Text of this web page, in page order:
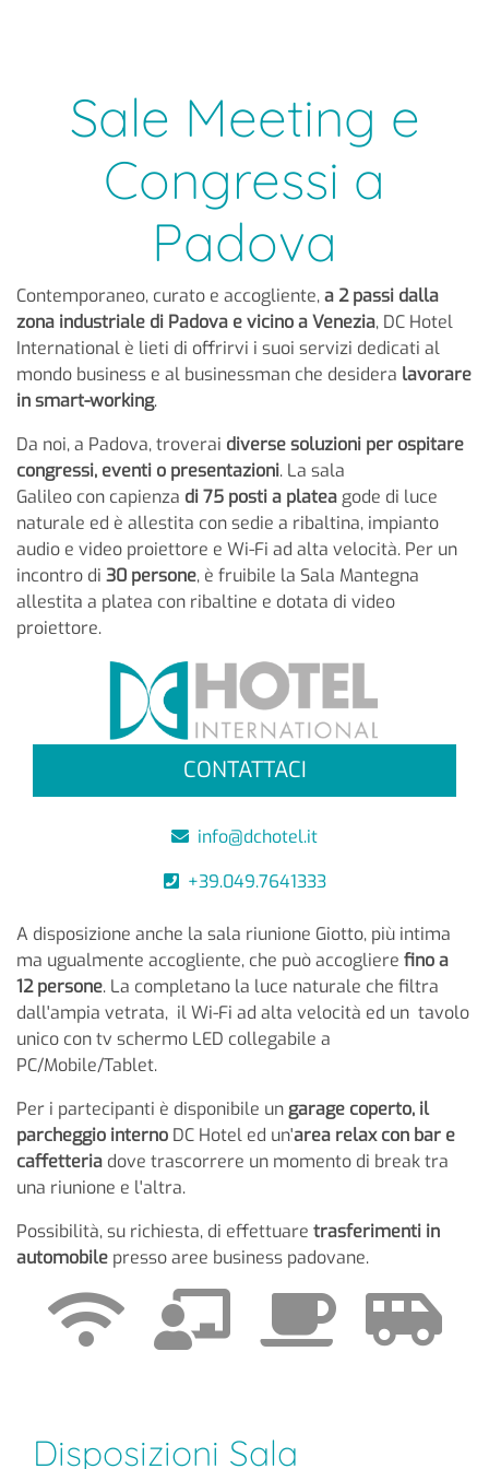
Sale Meeting e
Congressi a
Padova
Contemporaneo, curato e accogliente,a 2 passi dalla
zona industriale di Padova e vicino a Venezia, DC Hotel
International è lieti di offrirvi i suoi servizi dedicati al
mondo business e al businessman che desidera lavorare
in smart-working.
Da noi, a Padova, troverai diverse soluzioni per ospitare
congressi, eventi o presentazioni. La sala
Galileo con capienza di 75 posti a plateagode di luce
naturale ed è allestita con sedie a ribaltina, impianto
audio e video proiettore e Wi-Fi ad alta velocità. Per un
incontro di 30 persone, è fruibile la Sala Mantegna
allestita a platea con ribaltine e dotata di video
proiettore.
CONTATTACI
info@dchotel.it
+39.049.7641333
A disposizione anche la sala riunione Giotto, più intima
ma ugualmente accogliente, che può accogliere fino a
12 persone. La completano la luce naturale che filtra
dall'ampia vetrata, il Wi-Fi ad alta velocità ed un tavolo
unico con tv schermo LED collegabile a
PC/Mobile/Tablet.
Per i partecipanti è disponibile ungarage coperto, il
parcheggio interno DC Hotel ed un'area relax con bar e
caffetteria dove trascorrere un momento di break tra
una riunione e l'altra.
Possibilità, su richiesta, di effettuare trasferimenti in
automobile presso aree business padovane.
Disposizioni Sala